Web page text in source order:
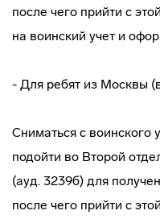
после чего прийти с
на воинский учет и
- Для ребят из Москвы
Сниматься с воинского
подойти во Второй
(ауд. 3239б) для
после чего прийти с